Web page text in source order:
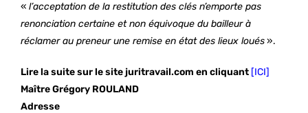
« l’acceptation de la restitution des clés n’emporte pas
renonciation certaine et non équivoque du bailleur à
réclamer au preneur une remise en état des lieux loués».
Lire la suite sur le site juritravail.com en cliquant [ICI]
Maître Grégory ROULAND
Adresse